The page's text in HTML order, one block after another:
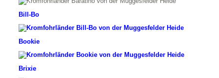
Bill-Bo
Bookie
Brixie